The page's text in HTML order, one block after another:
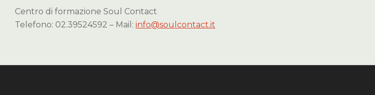
Centro di formazione Soul Contact
Telefono: 02.39524592 – Mail: info@soulcontact.it